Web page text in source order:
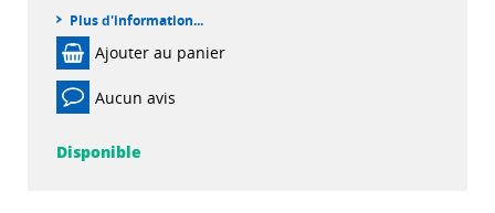
Plus d'information...
Ajouter au panier
Aucun avis
Disponible